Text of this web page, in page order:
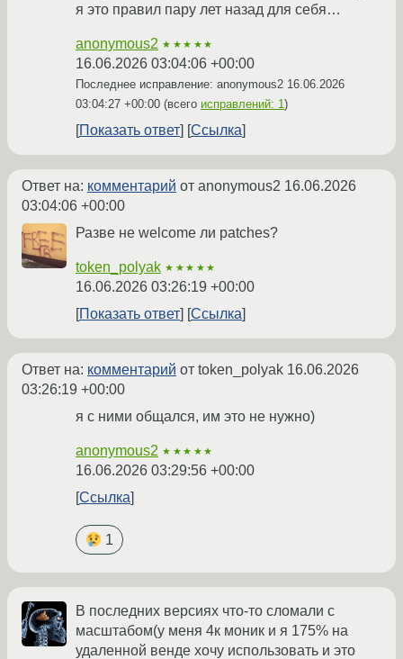
я это правил пару лет назад для себя…
anonymous2 ★★★★★
16.06.2026 03:04:06 +00:00
Последнее исправление: anonymous2 16.06.2026
03:04:27 +00:00 (всего исправлений: 1 )
Показать ответ Ссылка
Ответ на: комментарий от anonymous2 16.06.2026
03:04:06 +00:00
Разве не welcome ли patches?
token_polyak ★★★★★
16.06.2026 03:26:19 +00:00
Показать ответ
Ссылка
Ответ на: комментарий от token_polyak 16.06.2026
03:26:19 +00:00
я с ними общался, им это не нужно)
anonymous2 ★★★★★
16.06.2026 03:29:56 +00:00
Ссылка
1
В последних версиях что-то сломали с
масштабом(у меня 4к моник и я 175% на
удаленной венде хочу использовать и это